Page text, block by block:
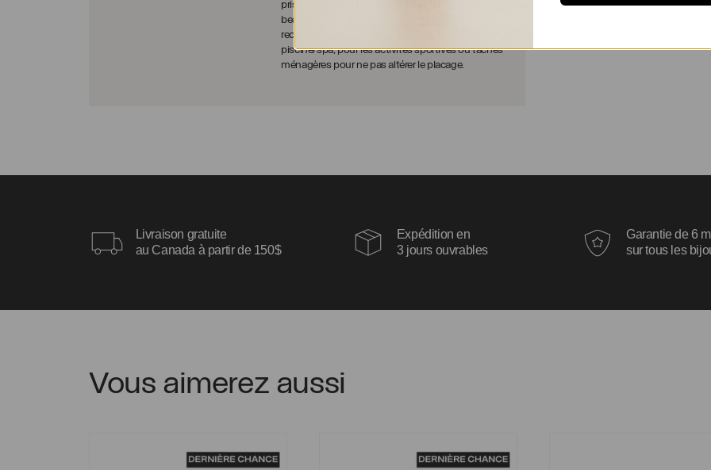
pris votre douche, appliqué vos produits de
beauté et de soins de la peau. Il est aussi
recommandé de ne pas porter ce bijou à la
piscine/spa, pour les activités sportives ou tâches
ménagères pour ne pas altérer le placage.
Livraison gratuite
au Canada à partir de 150$
Expédition en
3 jours ouvrables
Garantie de 6
sur tous les
Vous aimerez aussi